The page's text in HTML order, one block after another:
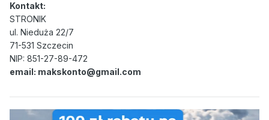
Kontakt:
STRONIK
ul. Nieduża 22/7
71-531 Szczecin
NIP: 851-27-89-472
email: makskonto@gmail.com